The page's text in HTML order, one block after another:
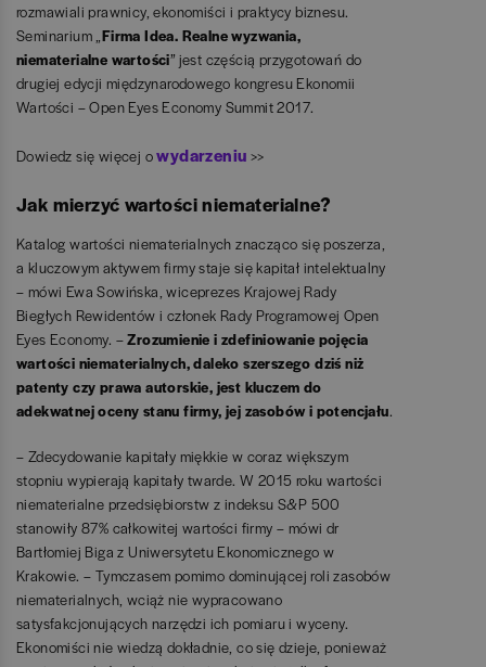
rozmawiali prawnicy, ekonomiści i praktycy biznesu.
Seminarium „Firma Idea. Realne wyzwania,
niematerialne wartości” jest częścią przygotowań do
drugiej edycji międzynarodowego kongresu Ekonomii
Wartości – Open Eyes Economy Summit 2017.
Dowiedz się więcej owydarzeniu >>
Jak mierzyć wartości niematerialne?
Katalog wartości niematerialnych znacząco się poszerza,
a kluczowym aktywem firmy staje się kapitał intelektualny
– mówi Ewa Sowińska, wiceprezes Krajowej Rady
Biegłych Rewidentów i członek Rady Programowej Open
Eyes Economy. –Zrozumienie i zdefiniowanie pojęcia
wartości niematerialnych, daleko szerszego dziś niż
patenty czy prawa autorskie, jest kluczem do
adekwatnej oceny stanu firmy, jej zasobów i potencjału.
– Zdecydowanie kapitały miękkie w coraz większym
stopniu wypierają kapitały twarde. W 2015 roku wartości
niematerialne przedsiębiorstw z indeksu S&P 500
stanowiły 87% całkowitej wartości firmy – mówi dr
Bartłomiej Biga z Uniwersytetu Ekonomicznego w
Krakowie. – Tymczasem pomimo dominującej roli zasobów
niematerialnych, wciąż nie wypracowano
satysfakcjonujących narzędzi ich pomiaru i wyceny.
Ekonomiści nie wiedzą dokładnie, co się dzieje, ponieważ